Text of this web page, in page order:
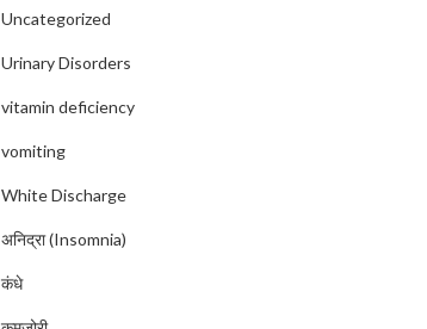
Uncategorized
Urinary Disorders
vitamin deficiency
vomiting
White Discharge
अनिद्रा (Insomnia)
कंधे